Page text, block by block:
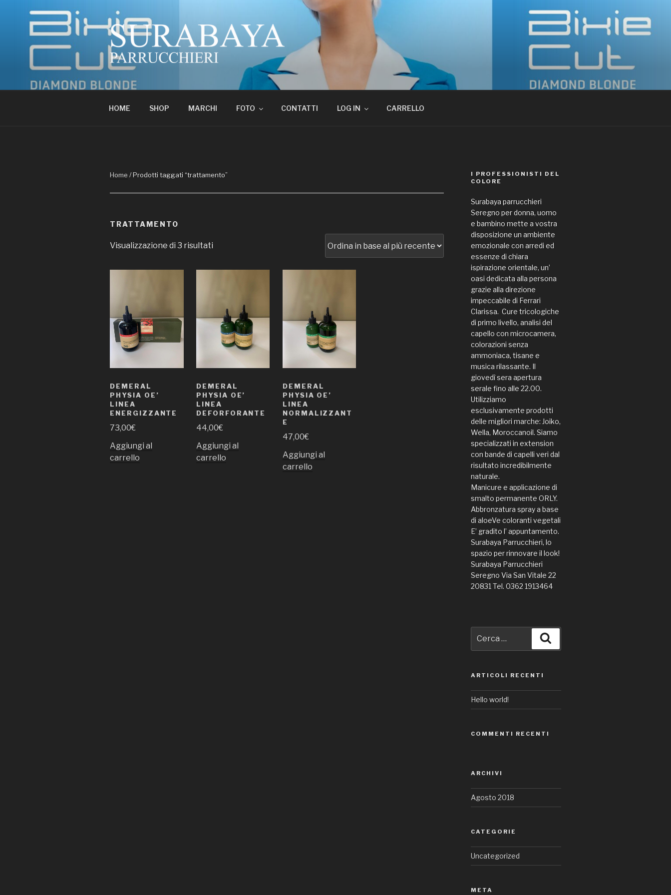
contenuto
SURABAYA PARRUCCHIERI SEREGNO
Professionisti del colore
HOME SHOP MARCHI FOTO CONTATTI LOG IN CARRELLO
Home / Prodotti taggati “trattamento”
TRATTAMENTO
Visualizzazione di 3 risultati
DEMERAL
PHYSIA OE’
LINEA
ENERGIZZANTE
73,00€
Aggiungi al
carrello
DEMERAL
PHYSIA OE’
LINEA
DEFORFORANTE
44,00€
Aggiungi al
carrello
DEMERAL
PHYSIA OE’
LINEA
NORMALIZZANT
E
47,00€
Aggiungi al
carrello
I PROFESSIONISTI DEL
COLORE
Surabaya parrucchieri
Seregno per donna, uomo
e bambino mette a vostra
disposizione un ambiente
emozionale con arredi ed
essenze di chiara
ispirazione orientale, un’
oasi dedicata alla persona
grazie alla direzione
impeccabile di Ferrari
Clarissa. Cure tricologiche
di primo livello, analisi del
capello con microcamera,
colorazioni senza
ammoniaca, tisane e
musica rilassante. Il
giovedì sera apertura
serale fino alle 22.00.
Utilizziamo
esclusivamente prodotti
delle migliori marche: Joiko,
Wella, Moroccanoil. Siamo
specializzati in extension
con bande di capelli veri dal
risultato incredibilmente
naturale.
Manicure e applicazione di
smalto permanente ORLY.
Abbronzatura spray a base
di aloeVe coloranti vegetali
E’ gradito l’ appuntamento.
Surabaya Parrucchieri, lo
spazio per rinnovare il look!
Surabaya Parrucchieri
Seregno Via San Vitale 22
20831 Tel. 0362 1913464
ARTICOLI RECENTI
Hello world!
COMMENTI RECENTI
ARCHIVI
Agosto 2018
CATEGORIE
Uncategorized
META